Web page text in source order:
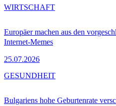
Europäer machen aus den
Internet-Memes
25.07.2026
WIRTSCHAFT
Bulgariens hohe Geburtenrate
GESUNDHEIT